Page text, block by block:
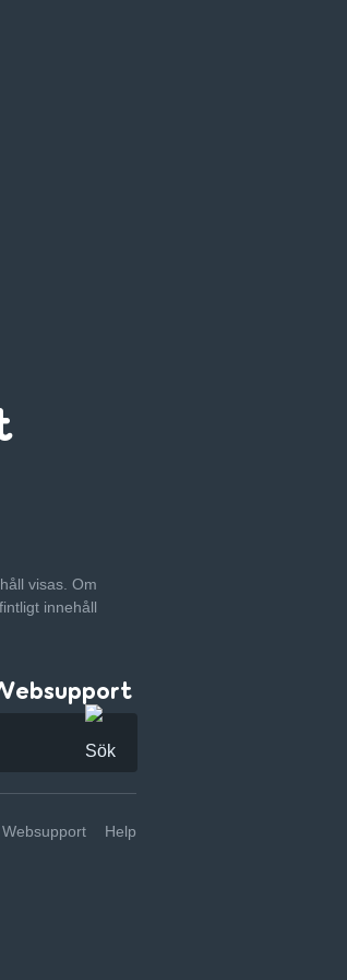
visas. Om
innehåll
Websupport Help